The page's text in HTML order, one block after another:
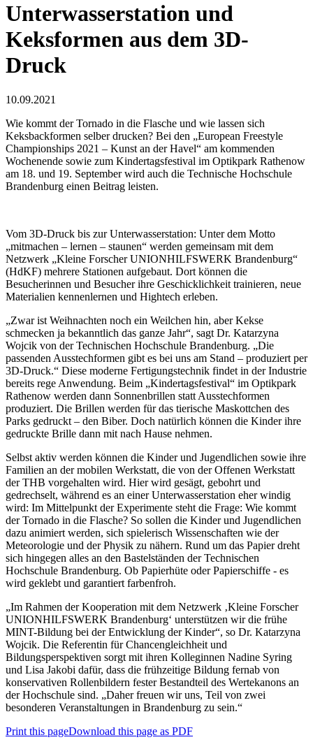
Unterwasserstation und
Keksformen aus dem 3D-
Druck
10.09.2021
Wie kommt der Tornado in die Flasche und wie lassen sich
Keksbackformen selber drucken? Bei den „European Freestyle
Championships 2021 – Kunst an der Havel“ am kommenden
Wochenende sowie zum Kindertagsfestival im Optikpark Rathenow
am 18. und 19. September wird auch die Technische Hochschule
Brandenburg einen Beitrag leisten.
Vom 3D-Druck bis zur Unterwasserstation: Unter dem Motto
„mitmachen – lernen – staunen“ werden gemeinsam mit dem
Netzwerk „Kleine Forscher UNIONHILFSWERK Brandenburg“
(HdKF) mehrere Stationen aufgebaut. Dort können die
Besucherinnen und Besucher ihre Geschicklichkeit trainieren, neue
Materialien kennenlernen und Hightech erleben.
„Zwar ist Weihnachten noch ein Weilchen hin, aber Kekse
schmecken ja bekanntlich das ganze Jahr“, sagt Dr. Katarzyna
Wojcik von der Technischen Hochschule Brandenburg. „Die
passenden Ausstechformen gibt es bei uns am Stand – produziert per
3D-Druck.“ Diese moderne Fertigungstechnik findet in der Industrie
bereits rege Anwendung. Beim „Kindertagsfestival“ im Optikpark
Rathenow werden dann Sonnenbrillen statt Ausstechformen
produziert. Die Brillen werden für das tierische Maskottchen des
Parks gedruckt – den Biber. Doch natürlich können die Kinder ihre
gedruckte Brille dann mit nach Hause nehmen.
Selbst aktiv werden können die Kinder und Jugendlichen sowie ihre
Familien an der mobilen Werkstatt, die von der Offenen Werkstatt
der THB vorgehalten wird. Hier wird gesägt, gebohrt und
gedrechselt, während es an einer Unterwasserstation eher windig
wird: Im Mittelpunkt der Experimente steht die Frage: Wie kommt
der Tornado in die Flasche? So sollen die Kinder und Jugendlichen
dazu animiert werden, sich spielerisch Wissenschaften wie der
Meteorologie und der Physik zu nähern. Rund um das Papier dreht
sich hingegen alles an den Bastelständen der Technischen
Hochschule Brandenburg. Ob Papierhüte oder Papierschiffe - es
wird geklebt und garantiert farbenfroh.
„Im Rahmen der Kooperation mit dem Netzwerk ‚Kleine Forscher
UNIONHILFSWERK Brandenburg‘ unterstützen wir die frühe
MINT-Bildung bei der Entwicklung der Kinder“, so Dr. Katarzyna
Wojcik. Die Referentin für Chancengleichheit und
Bildungsperspektiven sorgt mit ihren Kolleginnen Nadine Syring
und Lisa Jakobi dafür, dass die frühzeitige Bildung fernab von
konservativen Rollenbildern fester Bestandteil des Wertekanons an
der Hochschule sind. „Daher freuen wir uns, Teil von zwei
besonderen Veranstaltungen in Brandenburg zu sein.“
Print this pageDownload this page as PDF